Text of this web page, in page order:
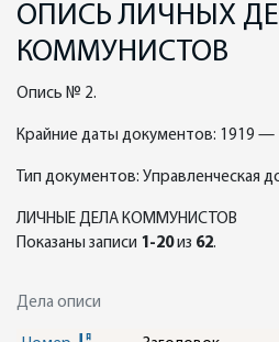
ОПИСЬ ЛИЧНЫХ
КОММУНИСТОВ
Опись № 2.
Крайние даты документов: 1919 —
Тип документов: Управленческая
ЛИЧНЫЕ ДЕЛА КОММУНИСТОВ
Показаны записи 1-20из 62.
Дела описи